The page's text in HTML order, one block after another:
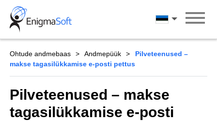
Skip
content
Eesti
Ohtude andmebaas Andmepüük
Pilveteenused –
makse tagasilükkamise e-posti pettus
Pilveteenused – makse
tagasilükkamise e-posti